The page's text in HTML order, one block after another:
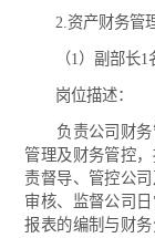
2.资产财务管理
（1）副部长1
岗位描述：
负责公司财务
管理及财务管控
责督导、管控公
审核、监督公司
报表的编制与财